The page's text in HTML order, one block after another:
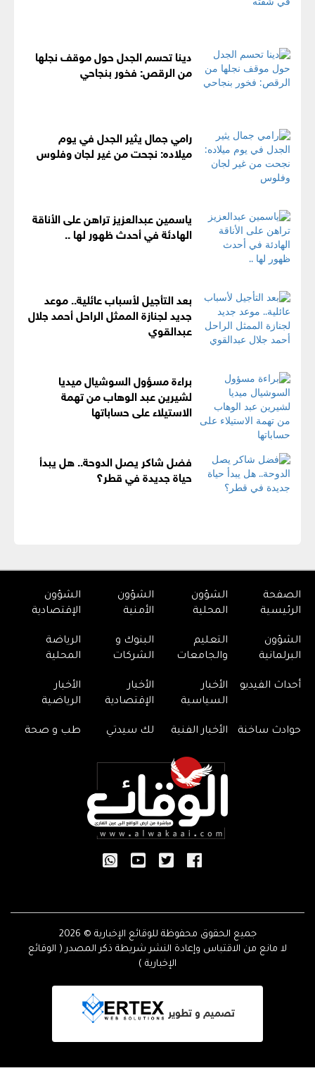
دينا تحسم الجدل حول موقف نجلها
من الرقص: فخور بنجاحي
رامي جمال يثير الجدل في يوم
ميلاده: نجحت من غير لجان وفلوس
ياسمين عبدالعزيز تراهن على الأناقة
الهادئة في أحدث ظهور لها ..
بعد التأجيل لأسباب عائلية.. موعد
جديد لجنازة الممثل الراحل أحمد جلال
عبدالقوي
براءة مسؤول السوشيال ميديا
لشيرين عبد الوهاب من تهمة
الاستيلاء على حساباتها
فضل شاكر يصل الدوحة.. هل يبدأ
حياة جديدة في قطر؟
الصفحة
الرئيسية
الشؤون
المحلية
الشؤون
الأمنية
الشؤون
الإقتصادية
الشؤون
البرلمانية
التعليم
والجامعات
البنوك و
الشركات
الرياضة
المحلية
أحداث الفيديو
الأخبار
السياسية
الأخبار
الإقتصادية
الأخبار
الرياضية
حوادث ساخنة الأخبار الفنية لك سيدتي طب و صحة
جميع الحقوق محفوظة للوقائع الإخبارية © 2026
لا مانع من الاقتباس وإعادة النشر شريطة ذكر المصدر ( الوقائع
الإخبارية )
تصميم و تطوير